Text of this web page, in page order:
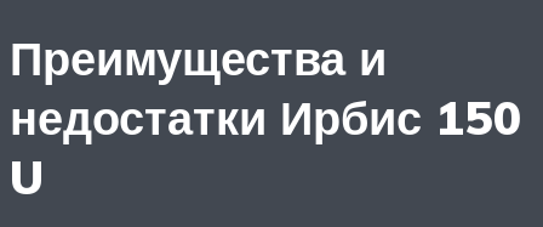
Преимущества и
недостатки Ирбис 150
U